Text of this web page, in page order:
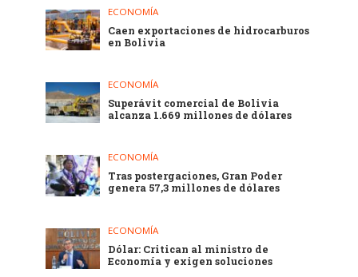
ECONOMÍA
Caen exportaciones de hidrocarburos
en Bolivia
ECONOMÍA
Superávit comercial de Bolivia
alcanza 1.669 millones de dólares
ECONOMÍA
Tras postergaciones, Gran Poder
genera 57,3 millones de dólares
ECONOMÍA
Dólar: Critican al ministro de
Economía y exigen soluciones